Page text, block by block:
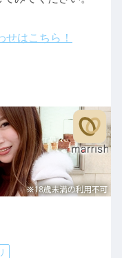
せはこちら！